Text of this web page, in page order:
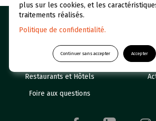
Nos golfs
Qui sommes-nous ?
Restaurants et Hôtels
Foire aux questions
plus sur les cookies, et les
traitements réalisés.
Politique de confidentialité.
Continuer sans accepter Accepter